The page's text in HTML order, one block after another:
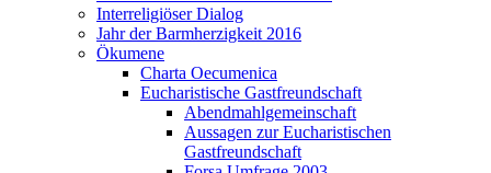
Interreligiöser Dialog
Jahr der Barmherzigkeit 2016
Ökumene
Charta Oecumenica
Eucharistische Gastfreundschaft
Abendmahlgemeinschaft
Aussagen zur Eucharistischen
Gastfreundschaft